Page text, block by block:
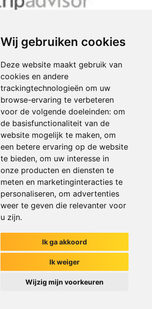
Wij gebruiken cookies
Deze website maakt gebruik van
cookies en andere
trackingtechnologieën om uw
browse-ervaring te verbeteren
voor de volgende doeleinden: om
de basisfunctionaliteit van de
website mogelijk te maken, om
een betere ervaring op de website
te bieden, om uw interesse in
onze producten en diensten te
meten en marketinginteracties te
personaliseren, om advertenties
weer te geven die relevanter voor
u zijn.
Ik ga akkoord
Ik weiger
Wijzig mijn voorkeuren
Het begin van jouw gesprek
Chat met ons